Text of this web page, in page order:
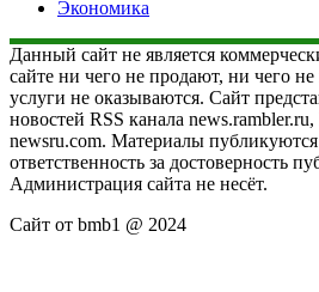
Экономика
Данный сайт не является
сайте ни чего не продают, ни чего
услуги не оказываются. Сайт
новостей RSS канала
newsru.com. Материалы
ответственность за достоверность
Администрация сайта не несёт.
Сайт от bmb1 @ 2024